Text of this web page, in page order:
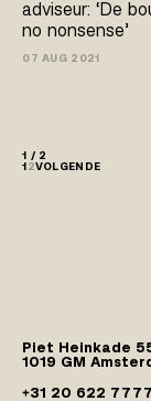
adviseur: ‘De
no­ nonsense’
07 AUG 2021
1 / 2
12VOLGENDE
Piet Heinkade
1019 GM
+31 20 622 7777